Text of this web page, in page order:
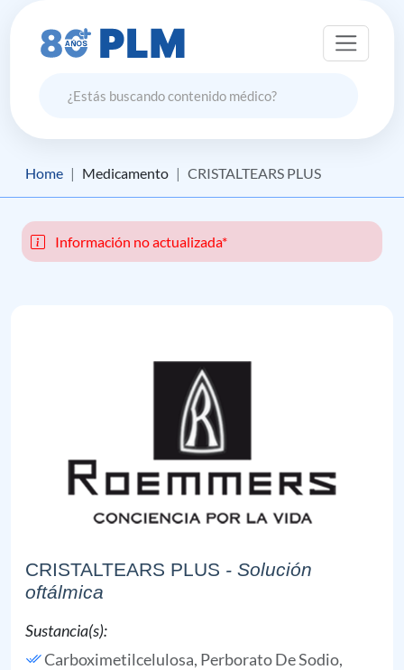
Home Medicamento CRISTALTEARS PLUS
Información no actualizada*
CRISTALTEARS PLUS - Solución
oftálmica
Sustancia(s):
Carboximetilcelulosa, Perborato De Sodio,